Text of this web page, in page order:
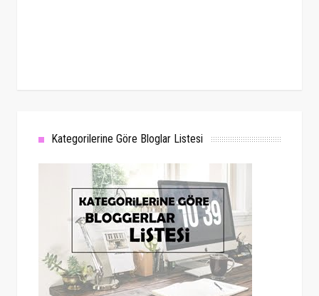
Kategorilerine Göre Bloglar Listesi